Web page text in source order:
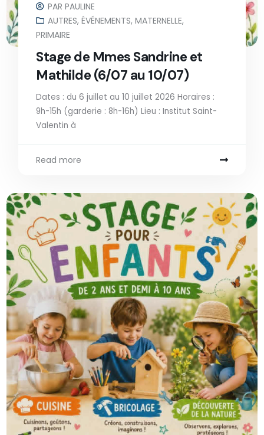
PARPAULINE
AUTRES,ÉVÉNEMENTS,MATERNELLE,
PRIMAIRE
Stage de Mmes Sandrine et
Mathilde (6/07 au 10/07)
Dates : du 6 juillet au 10 juillet 2026 Horaires :
9h-15h (garderie : 8h-16h) Lieu : Institut Saint-
Valentin à
Read more